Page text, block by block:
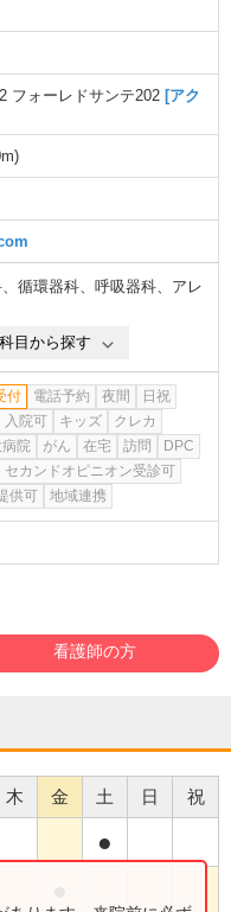
フォーレドサンテ202 [アク
)
、 循環器科、 呼吸器科、 アレ
目から探す
付 電話予約 夜間
日祝
入院可 キッズ
クレカ
病院 がん 在宅 訪問
DPC
セカンドオピニオン受診可
供可
地域連携
看護師の方
木 金 土 日 祝
●